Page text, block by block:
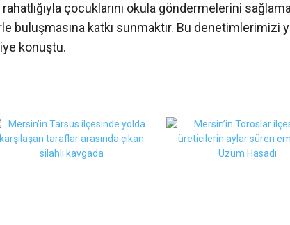
çocuklarını okula göndermelerini
buluşmasına katkı sunmaktır. Bu denetimlerimizi
konuştu.